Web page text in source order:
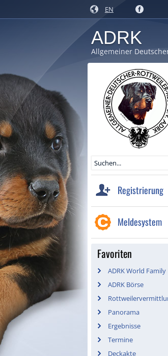
EN
ADRK
Allgemeiner
Registrierung
Meldesystem
Favoriten
ADRK World Family
ADRK Börse
Panorama
Ergebnisse
Termine
Deckakte